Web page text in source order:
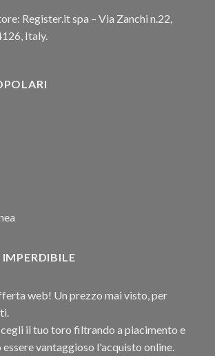
Register.it spa – Via Zanchi n.22,
Italy.
web! Un prezzo mai visto, per
il tuo toro filtrando a piacimento e
vantaggioso l'acquisto online.